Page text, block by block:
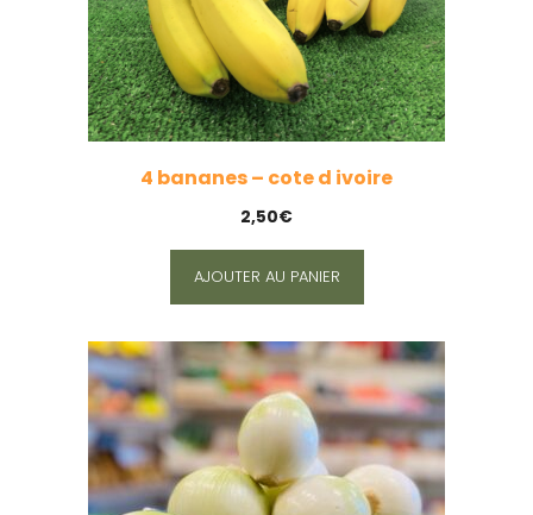
4 bananes – cote d ivoire
2,50€
AJOUTER AU PANIER